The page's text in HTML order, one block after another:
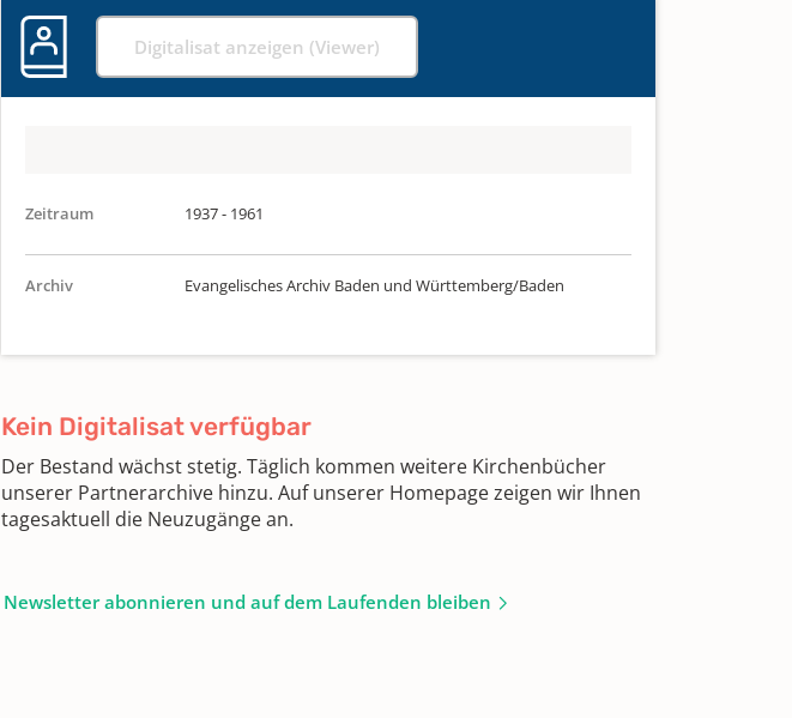
Digitalisat anzeigen (Viewer)
Zeitraum 1937 - 1961
Archiv Evangelisches Archiv Baden und Württemberg/Baden
Kein Digitalisat verfügbar
Der Bestand wächst stetig. Täglich kommen weitere Kirchenbücher
unserer Partnerarchive hinzu. Auf unserer Homepage zeigen wir Ihnen
tagesaktuell die Neuzugänge an.
Newsletter abonnieren und auf dem Laufenden bleiben